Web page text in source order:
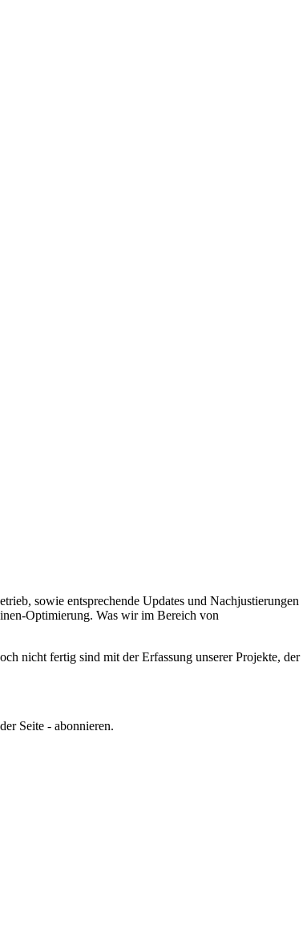
sowie entsprechende Updates und Nachjustierungen
Optimierung. Was wir im Bereich von
nicht fertig sind mit der Erfassung unserer Projekte, der
Seite - abonnieren.